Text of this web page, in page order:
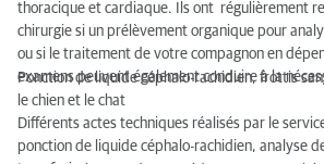
thoracique et cardiaque. Ils ont régulièrement
chirurgie si un prélèvement organique pour
ou si le traitement de votre compagnon en
examens peuvent également conduire à la
Ponction de liquide céphalo-rachidien, frottis
le chien et le chat
Différents actes techniques réalisés par le
ponction de liquide céphalo-rachidien, analyse